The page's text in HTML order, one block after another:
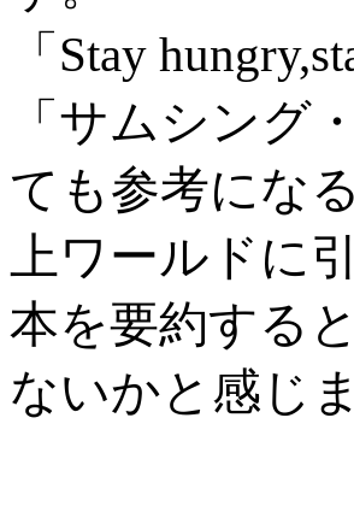
「Stay
「サムシング
ても参考にな
上ワールドに
本を要約する
ないかと感じ